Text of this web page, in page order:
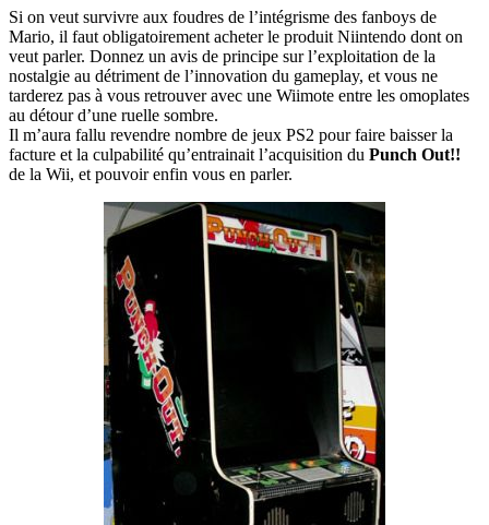
Si on veut survivre aux foudres de l’intégrisme des fanboys de
Mario, il faut obligatoirement acheter le produit Niintendo dont on
veut parler. Donnez un avis de principe sur l’exploitation de la
nostalgie au détriment de l’innovation du gameplay, et vous ne
tarderez pas à vous retrouver avec une Wiimote entre les omoplates
au détour d’une ruelle sombre.
Il m’aura fallu revendre nombre de jeux PS2 pour faire baisser la
facture et la culpabilité qu’entrainait l’acquisition du Punch Out!!
de la Wii, et pouvoir enfin vous en parler.